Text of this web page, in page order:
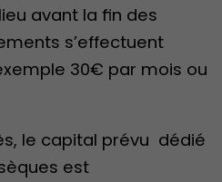
avant la fin des
s’effectuent
30€ par mois ou
le capital prévu dédié
est